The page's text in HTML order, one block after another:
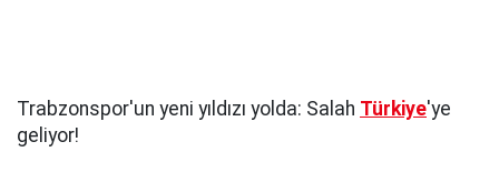
Trabzonspor'un yeni yıldızı yolda: Salah Türkiye'ye
geliyor!